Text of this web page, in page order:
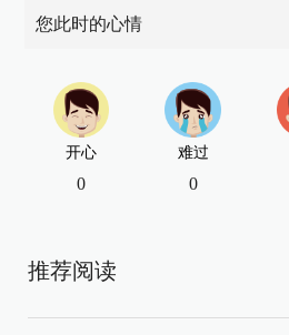
您此时的心情
开心
0
难过
0
推荐阅读